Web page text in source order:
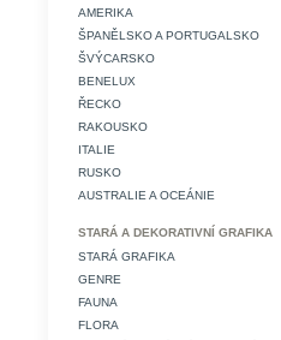
AMERIKA
ŠPANĚLSKO A PORTUGALSKO
ŠVÝCARSKO
BENELUX
ŘECKO
RAKOUSKO
ITALIE
RUSKO
AUSTRALIE A OCEÁNIE
STARÁ A DEKORATIVNÍ GRAFIKA
STARÁ GRAFIKA
GENRE
FAUNA
FLORA